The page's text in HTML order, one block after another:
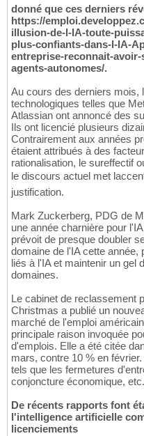
donné que ces derniers
https://
illusion-de-l-IA-toute-
plus-confiants-dans-l-IA-
entreprise-reconnait-
agents-autonomes/.
Au cours des derniers mois,
technologiques telles que
Atlassian ont annoncé des
Ils ont licencié plusieurs
Contrairement aux années
étaient attribués à des
rationalisation, le sureffectif
le discours actuel met
justification.
Mark Zuckerberg, PDG de
une année charnière pour
prévoit de presque doubler
domaine de l'IA cette année,
liés à l'IA et maintenir un gel
domaines.
Le cabinet de reclassement
Christmas a publié un
marché de l'emploi
principale raison invoquée
d'emplois. Elle a été citée
mars, contre 10 % en
tels que les fermetures
conjoncture économique, etc.
De récents rapports font
l'intelligence artificielle
licenciements